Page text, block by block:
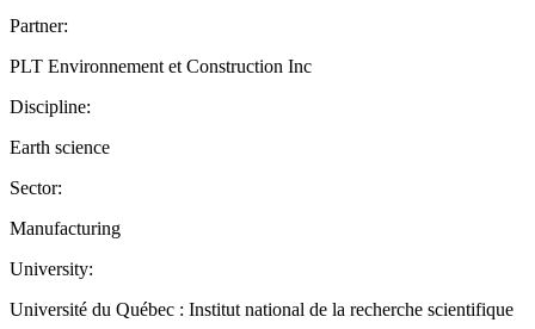
Partner:
PLT Environnement et Construction Inc
Discipline:
Earth science
Sector:
Manufacturing
University:
Université du Québec : Institut national de la recherche scientifique